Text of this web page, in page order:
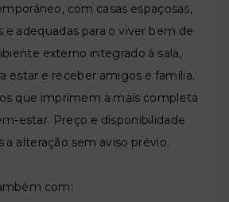
com casas espaçosas,
e adequadas para o viver bem de
externo integrado à sala,
estar e receber amigos e família.
que imprimem a mais completa
estar. Preço e disponibilidade
a alteração sem aviso prévio.
com: